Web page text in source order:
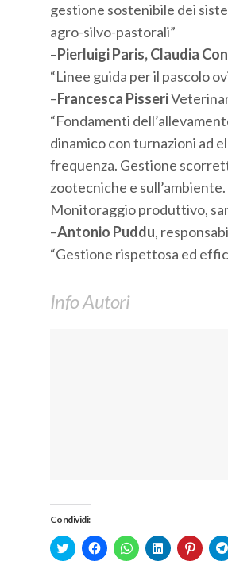
gestione sostenibile dei
agro-silvo-pastorali”
–Pierluigi Paris, Claudia
“Linee guida per il pascolo
–Francesca Pisseri
“Fondamenti
dinamico con turnazioni ad
frequenza. Gestione
zootecniche e sull’ambiente.
Monitoraggio produttivo,
–Antonio Puddu,
“Gestione rispettosa ed
Info Autori
Condividi:
Click
to
Fai
clic
Fai
clic
Fai
clic
Fai
clic